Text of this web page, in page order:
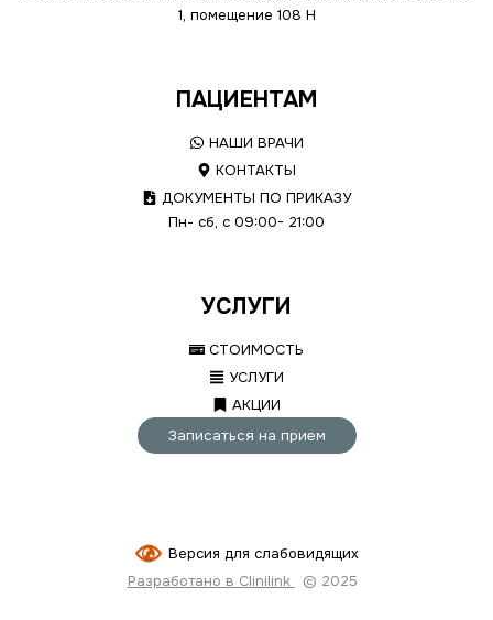
1, помещение 108 Н
ПАЦИЕНТАМ
НАШИ ВРАЧИ
КОНТАКТЫ
ДОКУМЕНТЫ ПО ПРИКАЗУ
Пн- сб, с 09:00- 21:00
УСЛУГИ
СТОИМОСТЬ
УСЛУГИ
АКЦИИ
Записаться на прием
Версия для слабовидящих
Разработано в Clinilink
© 2025